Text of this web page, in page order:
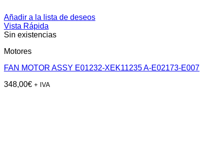
Añadir a la lista de deseos
Vista Rápida
Sin existencias
Motores
FAN MOTOR ASSY E01232-XEK11235 A-E02173-E007
348,00€ + IVA